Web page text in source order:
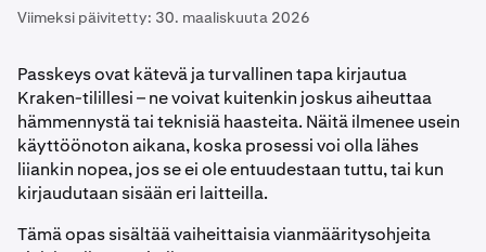
Viimeksi päivitetty: 30. maaliskuuta 2026
Passkeys ovat kätevä ja turvallinen tapa kirjautua
Kraken-tilillesi – ne voivat kuitenkin joskus aiheuttaa
hämmennystä tai teknisiä haasteita. Näitä ilmenee usein
käyttöönoton aikana, koska prosessi voi olla lähes
liiankin nopea, jos se ei ole entuudestaan tuttu, tai kun
kirjaudutaan sisään eri laitteilla.
Tämä opas sisältää vaiheittaisia vianmääritysohjeita